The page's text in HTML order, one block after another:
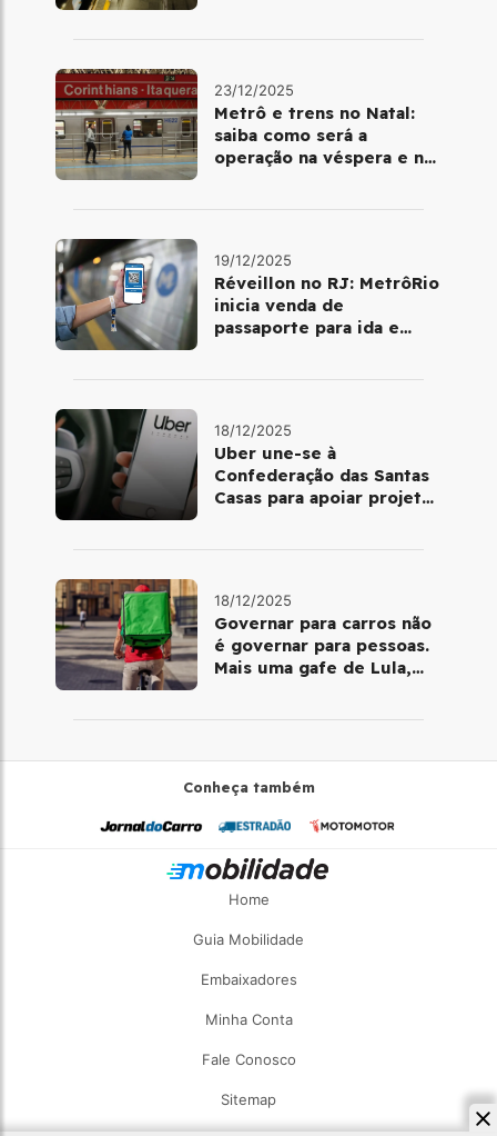
23/12/2025
Metrô e trens no Natal:
saiba como será a
operação na véspera e no
19/12/2025
Réveillon no RJ: MetrôRio
inicia venda de
passaporte para ida e
18/12/2025
Uber une-se à
Confederação das Santas
Casas para apoiar projetos
18/12/2025
Governar para carros não
é governar para pessoas.
Mais uma gafe de Lula,
Conheça também
Home
Guia Mobilidade
Embaixadores
Minha Conta
Fale Conosco
Sitemap